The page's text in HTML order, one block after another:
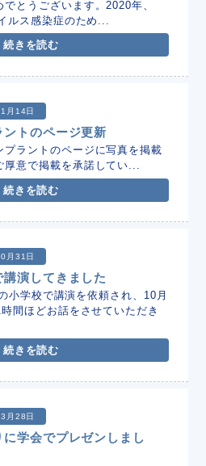
とうございます。2020年、
ルス感染症のため...
続きを読む
月14日
ントのページ更新
プラントのページに写真を掲載
厚意で掲載を承諾してい...
続きを読む
月31日
講演してきました
小学校で講演を依頼され、10月
間ほどお話をさせていただき
続きを読む
月28日
に学会でプレゼンしまし